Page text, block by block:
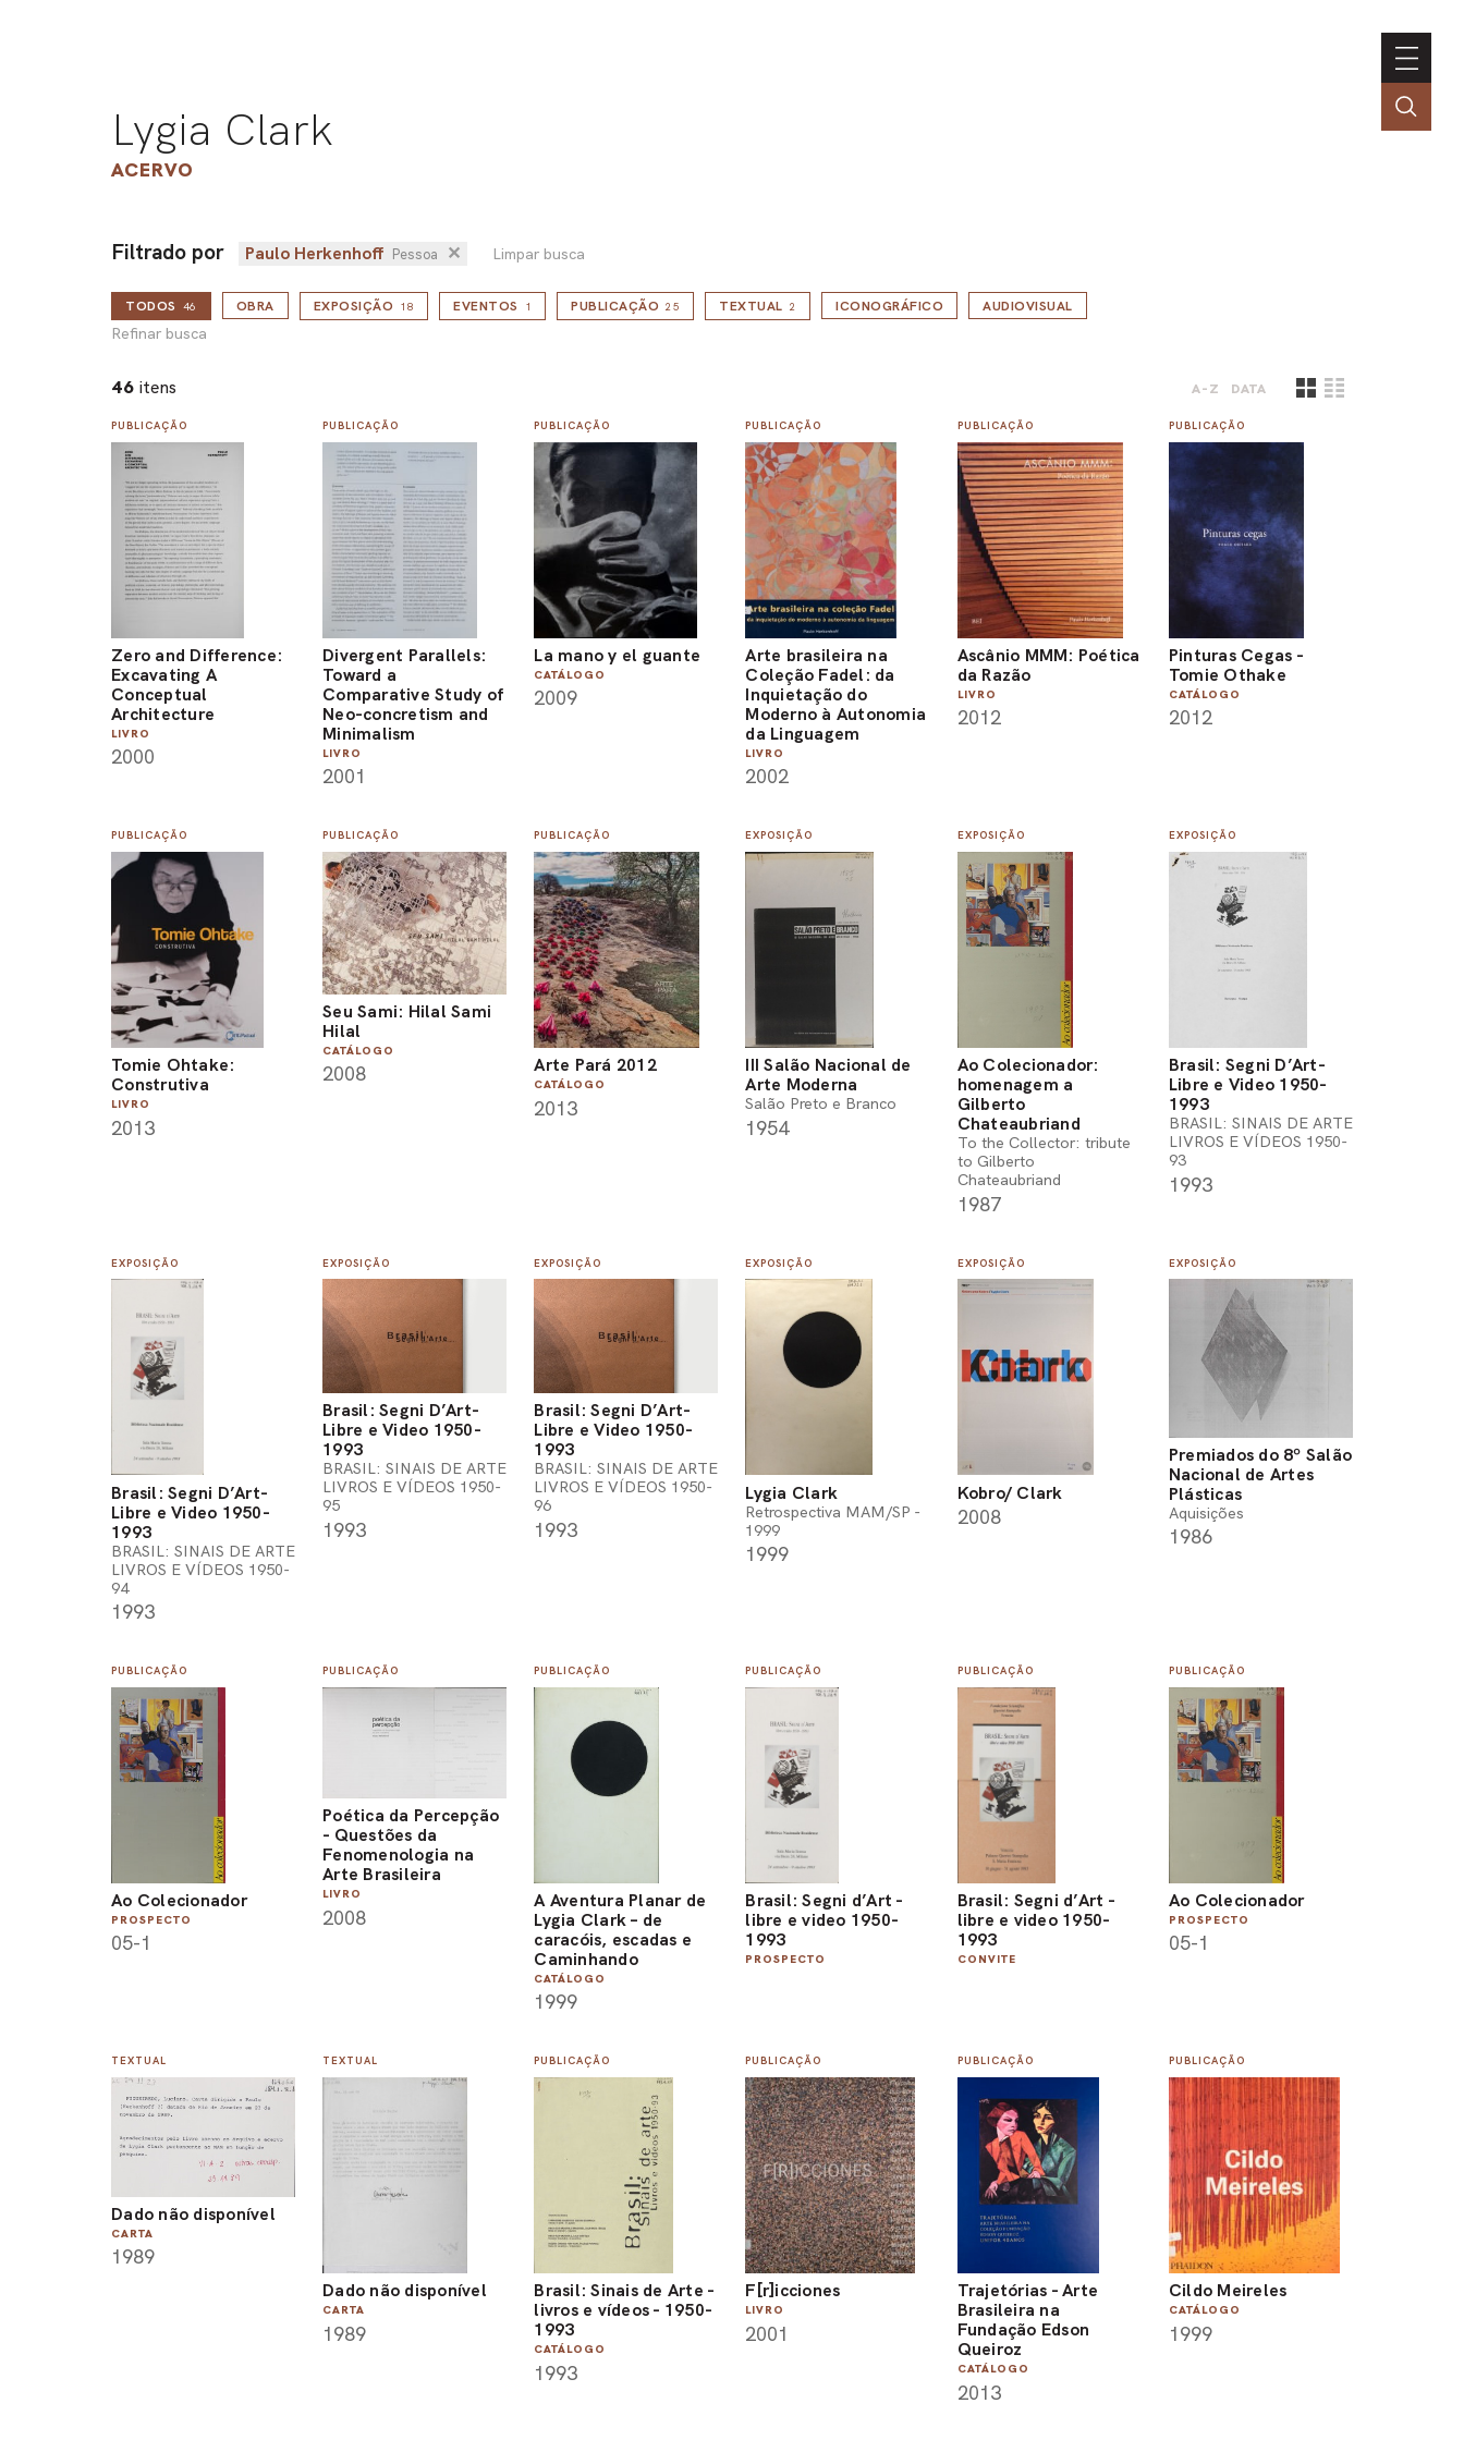
Lygia Clark
ACERVO
Filtrado por Paulo Herkenhoff Pessoa ✕ Limpar busca
TODOS 46
Refinar busca
OBRA EXPOSIÇÃO 18 EVENTOS 1 PUBLICAÇÃO 25 TEXTUAL 2 ICONOGRÁFICO AUDIOVISUAL
46 itens A-Z DATA
PUBLICAÇÃO
Zero and Difference:
Excavating A
Conceptual
Architecture
LIVRO
2000
PUBLICAÇÃO
Divergent Parallels:
Toward a
Comparative Study of
Neo-concretism and
Minimalism
LIVRO
2001
PUBLICAÇÃO
La mano y el guante
CATÁLOGO
2009
PUBLICAÇÃO
Arte brasileira na
Coleção Fadel: da
Inquietação do
Moderno à Autonomia
da Linguagem
LIVRO
2002
PUBLICAÇÃO
Ascânio MMM: Poética
da Razão
LIVRO
2012
PUBLICAÇÃO
Pinturas Cegas -
Tomie Othake
CATÁLOGO
2012
PUBLICAÇÃO
Tomie Ohtake:
Construtiva
LIVRO
2013
PUBLICAÇÃO
Seu Sami: Hilal Sami
Hilal
CATÁLOGO
2008
PUBLICAÇÃO
Arte Pará 2012
CATÁLOGO
2013
EXPOSIÇÃO
III Salão Nacional de
Arte Moderna
Salão Preto e Branco
1954
EXPOSIÇÃO
Ao Colecionador:
homenagem a
Gilberto
Chateaubriand
To the Collector: tribute
to Gilberto
Chateaubriand
1987
EXPOSIÇÃO
Brasil: Segni D’Art-
Libre e Video 1950-
1993
BRASIL: SINAIS DE ARTE
LIVROS E VÍDEOS 1950-
93
1993
EXPOSIÇÃO
Brasil: Segni D’Art-
Libre e Video 1950-
1993
BRASIL: SINAIS DE ARTE
LIVROS E VÍDEOS 1950-
94
1993
EXPOSIÇÃO
Brasil: Segni D’Art-
Libre e Video 1950-
1993
BRASIL: SINAIS DE ARTE
LIVROS E VÍDEOS 1950-
95
1993
EXPOSIÇÃO
Brasil: Segni D’Art-
Libre e Video 1950-
1993
BRASIL: SINAIS DE ARTE
LIVROS E VÍDEOS 1950-
96
1993
EXPOSIÇÃO
Lygia Clark
Retrospectiva MAM/SP -
1999
1999
EXPOSIÇÃO
Kobro/ Clark
2008
EXPOSIÇÃO
Premiados do 8º Salão
Nacional de Artes
Plásticas
Aquisições
1986
PUBLICAÇÃO
Ao Colecionador
PROSPECTO
05-1
PUBLICAÇÃO
Poética da Percepção
- Questões da
Fenomenologia na
Arte Brasileira
LIVRO
2008
PUBLICAÇÃO
A Aventura Planar de
Lygia Clark – de
caracóis, escadas e
Caminhando
CATÁLOGO
1999
PUBLICAÇÃO
Brasil: Segni d’Art -
libre e video 1950-
1993
PROSPECTO
PUBLICAÇÃO
Brasil: Segni d’Art -
libre e video 1950-
1993
CONVITE
PUBLICAÇÃO
Ao Colecionador
PROSPECTO
05-1
TEXTUAL
Dado não disponível
CARTA
1989
TEXTUAL
Dado não disponível
CARTA
1989
PUBLICAÇÃO
Brasil: Sinais de Arte -
livros e vídeos - 1950-
1993
CATÁLOGO
1993
PUBLICAÇÃO
F[r]icciones
LIVRO
2001
PUBLICAÇÃO
Trajetórias - Arte
Brasileira na
Fundação Edson
Queiroz
CATÁLOGO
2013
PUBLICAÇÃO
Cildo Meireles
CATÁLOGO
1999